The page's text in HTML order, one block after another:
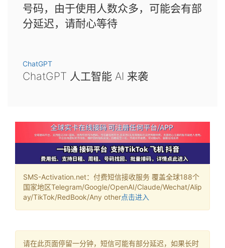
号码，由于使用人数众多，可能会有部
分延迟，请耐心等待
ChatGPT
ChatGPT 人工智能 AI 来袭
SMS-Activation.net：付费短信接收服务 覆盖全球188个
国家地区Telegram/Google/OpenAI/Claude/Wechat/Alip
ay/TikTok/RedBook/Any other点击进入
请在此页面停留一分钟，短信可能有部分延迟，如果长时